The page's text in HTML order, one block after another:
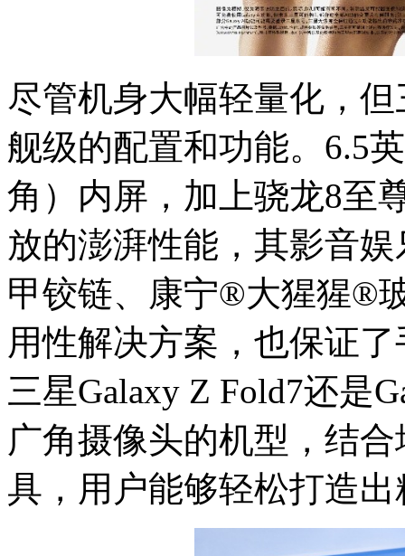
尽管机身大幅轻量化，
舰级的配置和功能。6.5
角）内屏，加上骁龙8至
放的澎湃性能，其影音
甲铰链、康宁®大猩猩®
用性解决方案，也保证
三星Galaxy Z Fold7还是
广角摄像头的机型，结
具，用户能够轻松打造